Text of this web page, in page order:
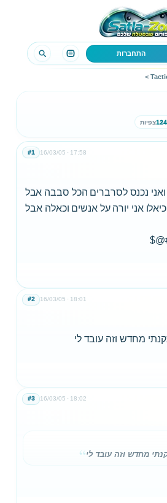
התחברות
>
צפיות
16/03/05 17:58
#1
נכנס לסרברים הכל סבבה אבל
כיאלו אני יורה על אנשים וכאלה אבל
16/03/05 18:01
#2
מחדש וזה עובד לי
16/03/05 18:02
#3
מחדש וזה עובד לי